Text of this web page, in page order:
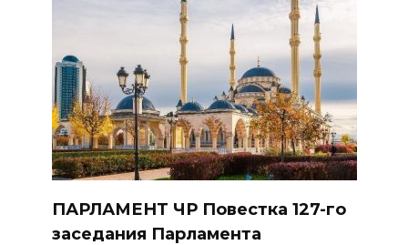
ПАРЛАМЕНТ ЧР Повестка 127-го
заседания Парламента